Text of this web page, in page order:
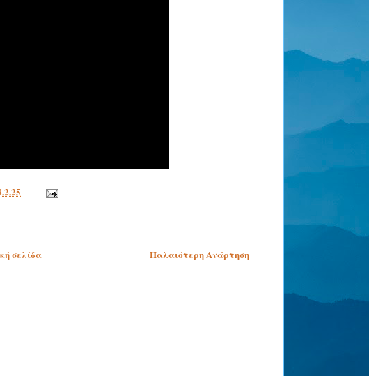
Παλαιότερη Ανάρτηση
σελίδα